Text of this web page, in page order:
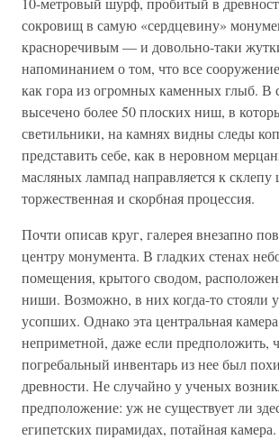
сокровищ в самую «сердцевину»
красноречивым — и довольно-таки
напоминанием о том, что все
как гора из огромных каменных глыб. В
высечено более 50 плоских ниш, в
светильники, на камнях видны следы
представить себе, как в неровном
масляных лампад направляется к склепу
торжественная и скорбная процессия.
Почти описав круг, галерея внезапно
центру монумента. В гладких стенах
помещения, крытого сводом,
ниши. Возможно, в них когда-то стояли
усопших. Однако эта центральная
неприметной, даже если предположить,
погребальный инвентарь из нее был
древности. Не случайно у ученых
предположение: уж не существует ли
египетских пирамидах, потайная